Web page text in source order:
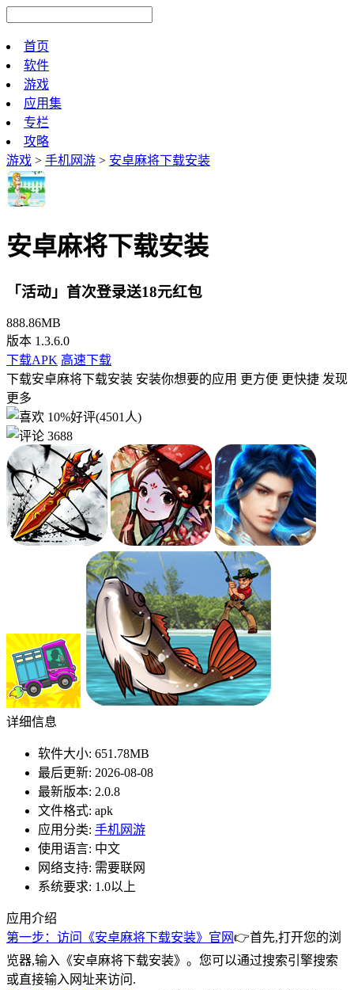
首页
软件
游戏
应用集
专栏
攻略
游戏 > 手机网游 > 安卓麻将下载安装
安卓麻将下载安装
「活动」首次登录送18元红包
888.86MB
版本 1.3.6.0
下载APK 高速下载
下载安卓麻将下载安装 安装你想要的应用 更方便 更快捷 发现
更多
10%好评(4501人)
3688
详细信息
软件大小: 651.78MB
最后更新: 2026-08-08
最新版本: 2.0.8
文件格式: apk
应用分类: 手机网游
使用语言: 中文
网络支持: 需要联网
系统要求: 1.0以上
应用介绍
第一步：访问《安卓麻将下载安装》官网👉首先,打开您的浏
览器,输入《安卓麻将下载安装》。您可以通过搜索引擎搜索
或直接输入网址来访问.